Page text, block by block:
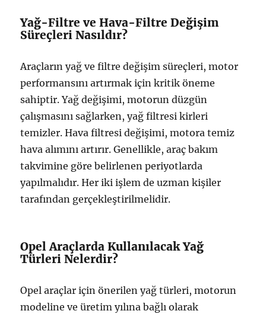
Yağ-Filtre ve Hava-Filtre Değişim
Süreçleri Nasıldır?
Araçların yağ ve filtre değişim süreçleri, motor
performansını artırmak için kritik öneme
sahiptir. Yağ değişimi, motorun düzgün
çalışmasını sağlarken, yağ filtresi kirleri
temizler. Hava filtresi değişimi, motora temiz
hava alımını artırır. Genellikle, araç bakım
takvimine göre belirlenen periyotlarda
yapılmalıdır. Her iki işlem de uzman kişiler
tarafından gerçekleştirilmelidir.
Opel Araçlarda Kullanılacak Yağ
Türleri Nelerdir?
Opel araçlar için önerilen yağ türleri, motorun
modeline ve üretim yılına bağlı olarak